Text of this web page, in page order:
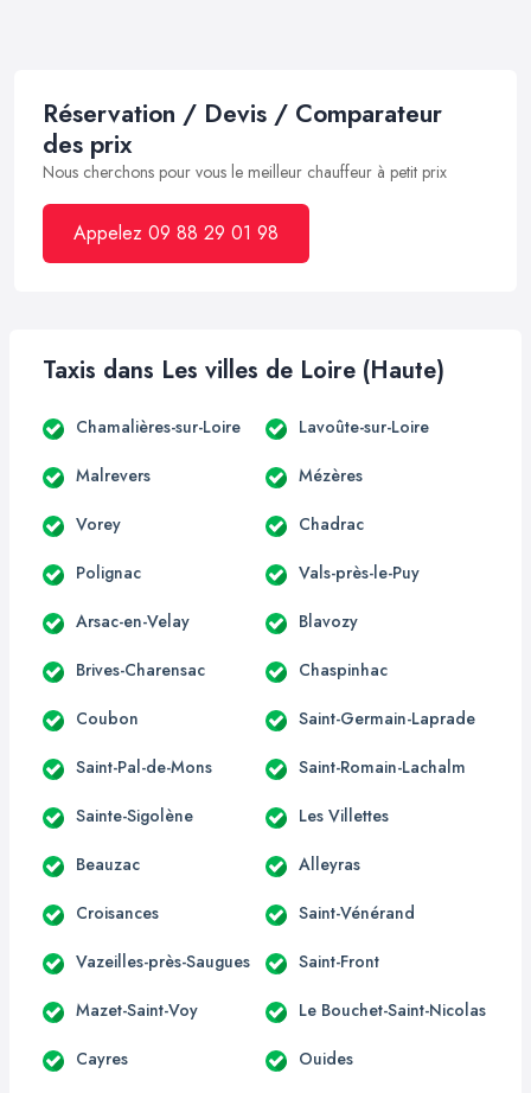
Réservation / Devis / Comparateur
des prix
Nous cherchons pour vous le meilleur chauffeur à petit prix
Appelez 09 88 29 01 98
Taxis dans Les villes de Loire (Haute)
Chamalières-sur-Loire Lavoûte-sur-Loire
Malrevers Mézères
Vorey Chadrac
Polignac Vals-près-le-Puy
Arsac-en-Velay Blavozy
Brives-Charensac Chaspinhac
Coubon Saint-Germain-Laprade
Saint-Pal-de-Mons Saint-Romain-Lachalm
Sainte-Sigolène Les Villettes
Beauzac Alleyras
Croisances Saint-Vénérand
Vazeilles-près-Saugues Saint-Front
Mazet-Saint-Voy Le Bouchet-Saint-Nicolas
Cayres Ouides